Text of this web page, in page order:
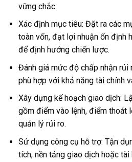
vững chắc.
Xác định mục tiêu: Đặt ra các
toàn vốn, đạt lợi nhuận ổn định
để định hướng chiến lược.
Đánh giá mức độ chấp nhận rủi
phù hợp với khả năng tài chính
Xây dựng kế hoạch giao dịch:
gồm điểm vào lệnh, điểm thoát
quản lý rủi ro.
Sử dụng công cụ hỗ trợ: Tận
tích, nền tảng giao dịch hoặc